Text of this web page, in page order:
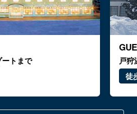
トまで
戸狩
徒